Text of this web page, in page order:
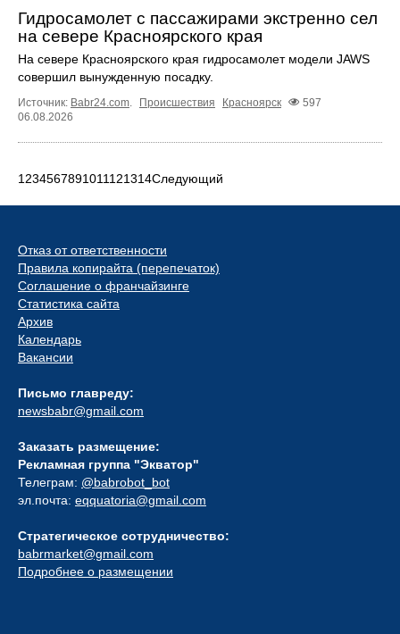
Гидросамолет с пассажирами экстренно сел
на севере Красноярского края
На севере Красноярского края гидросамолет модели JAWS
совершил вынужденную посадку.
Источник: Babr24.com. Происшествия Красноярск
597
06.08.2026
1 234567891011121314Следующий
Отказ от ответственности
Правила копирайта (перепечаток)
Соглашение о франчайзинге
Статистика сайта
Архив
Календарь
Вакансии
Письмо главреду:
newsbabr@gmail.com
Заказать размещение:
Рекламная группа "Экватор"
Телеграм: @babrobot_bot
эл.почта: eqquatoria@gmail.com
Стратегическое сотрудничество:
babrmarket@gmail.com
Подробнее о размещении